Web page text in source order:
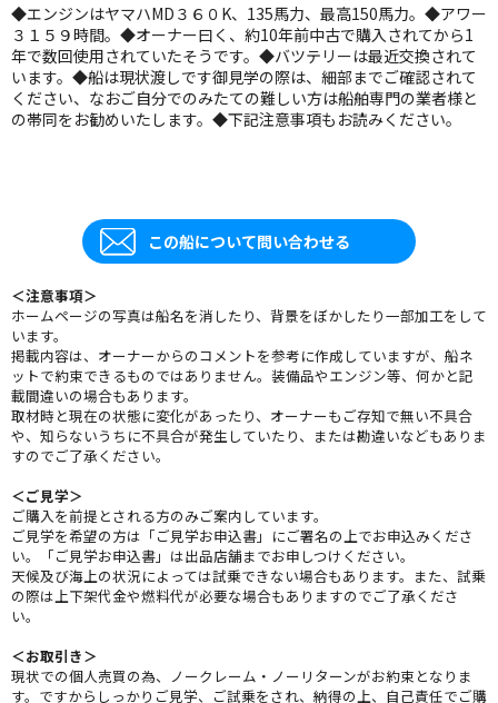
◆エンジンはヤマハMD３６０K、135馬力、最高150馬力。◆アワー
３１５９時間。◆オーナー曰く、約10年前中古で購入されてから1
年で数回使用されていたそうです。◆バツテリーは最近交換されて
います。◆船は現状渡しです御見学の際は、細部までご確認されて
ください、なおご自分でのみたての難しい方は船舶専門の業者様と
の帯同をお勧めいたします。◆下記注意事項もお読みください。
この船について問い合わせる
＜注意事項＞
ホームページの写真は船名を消したり、背景をぼかしたり一部加工をして
います。
掲載内容は、オーナーからのコメントを参考に作成していますが、船ネ
ットで約束できるものではありません。装備品やエンジン等、何かと記
載間違いの場合もあります。
取材時と現在の状態に変化があったり、オーナーもご存知で無い不具合
や、知らないうちに不具合が発生していたり、または勘違いなどもありま
すのでご了承ください。
＜ご見学＞
ご購入を前提とされる方のみご案内しています。
ご見学を希望の方は「ご見学お申込書」にご署名の上でお申込みくださ
い。「ご見学お申込書」は出品店舗までお申しつけください。
天候及び海上の状況によっては試乗できない場合もあります。また、試乗
の際は上下架代金や燃料代が必要な場合もありますのでご了承くださ
い。
＜お取引き＞
現状での個人売買の為、ノークレーム・ノーリターンがお約束となりま
す。ですからしっかりご見学、ご試乗をされ、納得の上、自己責任でご購